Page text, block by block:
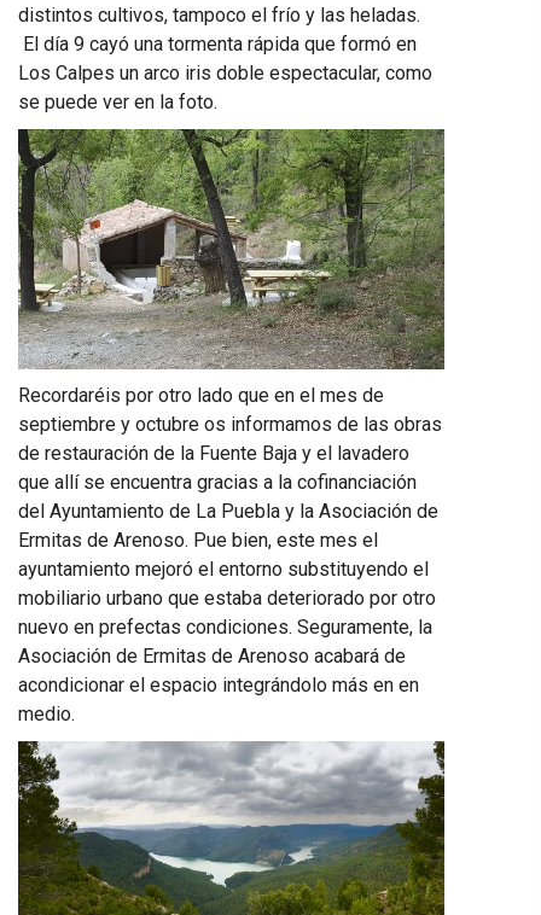
distintos cultivos, tampoco el frío y las heladas.
El día 9 cayó una tormenta rápida que formó en
Los Calpes un arco iris doble espectacular, como
se puede ver en la foto.
Recordaréis por otro lado que en el mes de
septiembre y octubre os informamos de las obras
de restauración de la Fuente Baja y el lavadero
que allí se encuentra gracias a la cofinanciación
del Ayuntamiento de La Puebla y la Asociación de
Ermitas de Arenoso. Pue bien, este mes el
ayuntamiento mejoró el entorno substituyendo el
mobiliario urbano que estaba deteriorado por otro
nuevo en prefectas condiciones. Seguramente, la
Asociación de Ermitas de Arenoso acabará de
acondicionar el espacio integrándolo más en en
medio.